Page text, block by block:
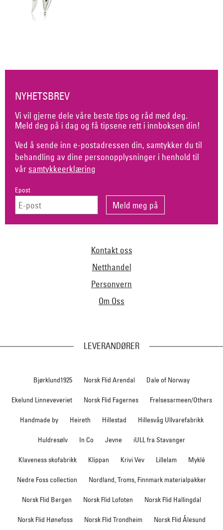
NYHETSBREV
Vi vil gjerne dele våre beste tips og råd med deg.
Meld deg på i dag og få tipsene rett i innboksen din!
Ved å sende inn e-postadressen din, samtykker du til
behandling av dine personopplysninger i henhold til
vår samtykkeerklæring
Epost
Kontakt oss
Netthandel
Personvern
Om Oss
LEVERANDØRER
Bjørklund1925 Norsk Flid Arendal Dale of Norway
Ekelund Linneveveriet Norsk Flid Fagernes Frelsesarmeen/Others
Handmade by Heireth Hillestad Hillesvåg Ullvarefabrikk
Huldresølv In Co Jevne iULL fra Stavanger
Klaveness skofabrikk Klippan Krivi Vev Lillelam Myklé
Nedre Foss collection Nordland, Troms, Finnmark materialpakker
Norsk Flid Bergen Norsk Flid Lofoten Norsk Flid Hallingdal
Norsk Flid Hønefoss Norsk Flid Trondheim Norsk Flid Ålesund